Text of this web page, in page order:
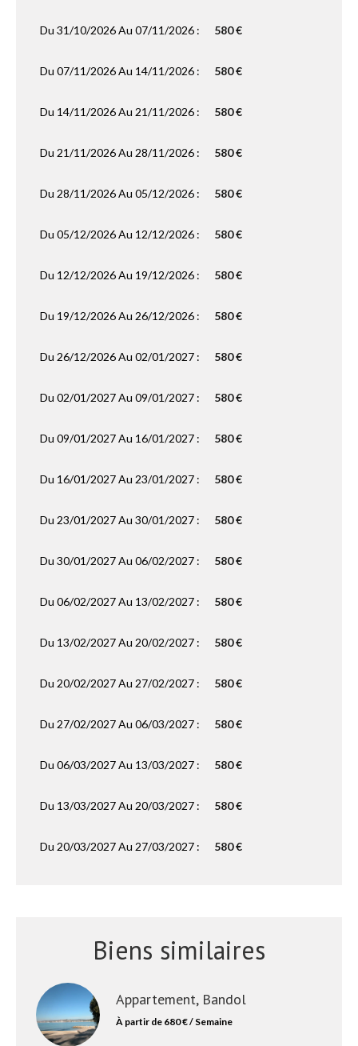
Du 31/10/2026 Au 07/11/2026 : 580 €
Du 07/11/2026 Au 14/11/2026 : 580 €
Du 14/11/2026 Au 21/11/2026 : 580 €
Du 21/11/2026 Au 28/11/2026 : 580 €
Du 28/11/2026 Au 05/12/2026 : 580 €
Du 05/12/2026 Au 12/12/2026 : 580 €
Du 12/12/2026 Au 19/12/2026 : 580 €
Du 19/12/2026 Au 26/12/2026 : 580 €
Du 26/12/2026 Au 02/01/2027 : 580 €
Du 02/01/2027 Au 09/01/2027 : 580 €
Du 09/01/2027 Au 16/01/2027 : 580 €
Du 16/01/2027 Au 23/01/2027 : 580 €
Du 23/01/2027 Au 30/01/2027 : 580 €
Du 30/01/2027 Au 06/02/2027 : 580 €
Du 06/02/2027 Au 13/02/2027 : 580 €
Du 13/02/2027 Au 20/02/2027 : 580 €
Du 20/02/2027 Au 27/02/2027 : 580 €
Du 27/02/2027 Au 06/03/2027 : 580 €
Du 06/03/2027 Au 13/03/2027 : 580 €
Du 13/03/2027 Au 20/03/2027 : 580 €
Du 20/03/2027 Au 27/03/2027 : 580 €
Biens similaires
Appartement, Bandol
À partir de 680 € / Semaine